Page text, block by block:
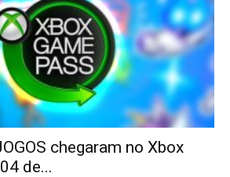
chegaram no Xbox
de...